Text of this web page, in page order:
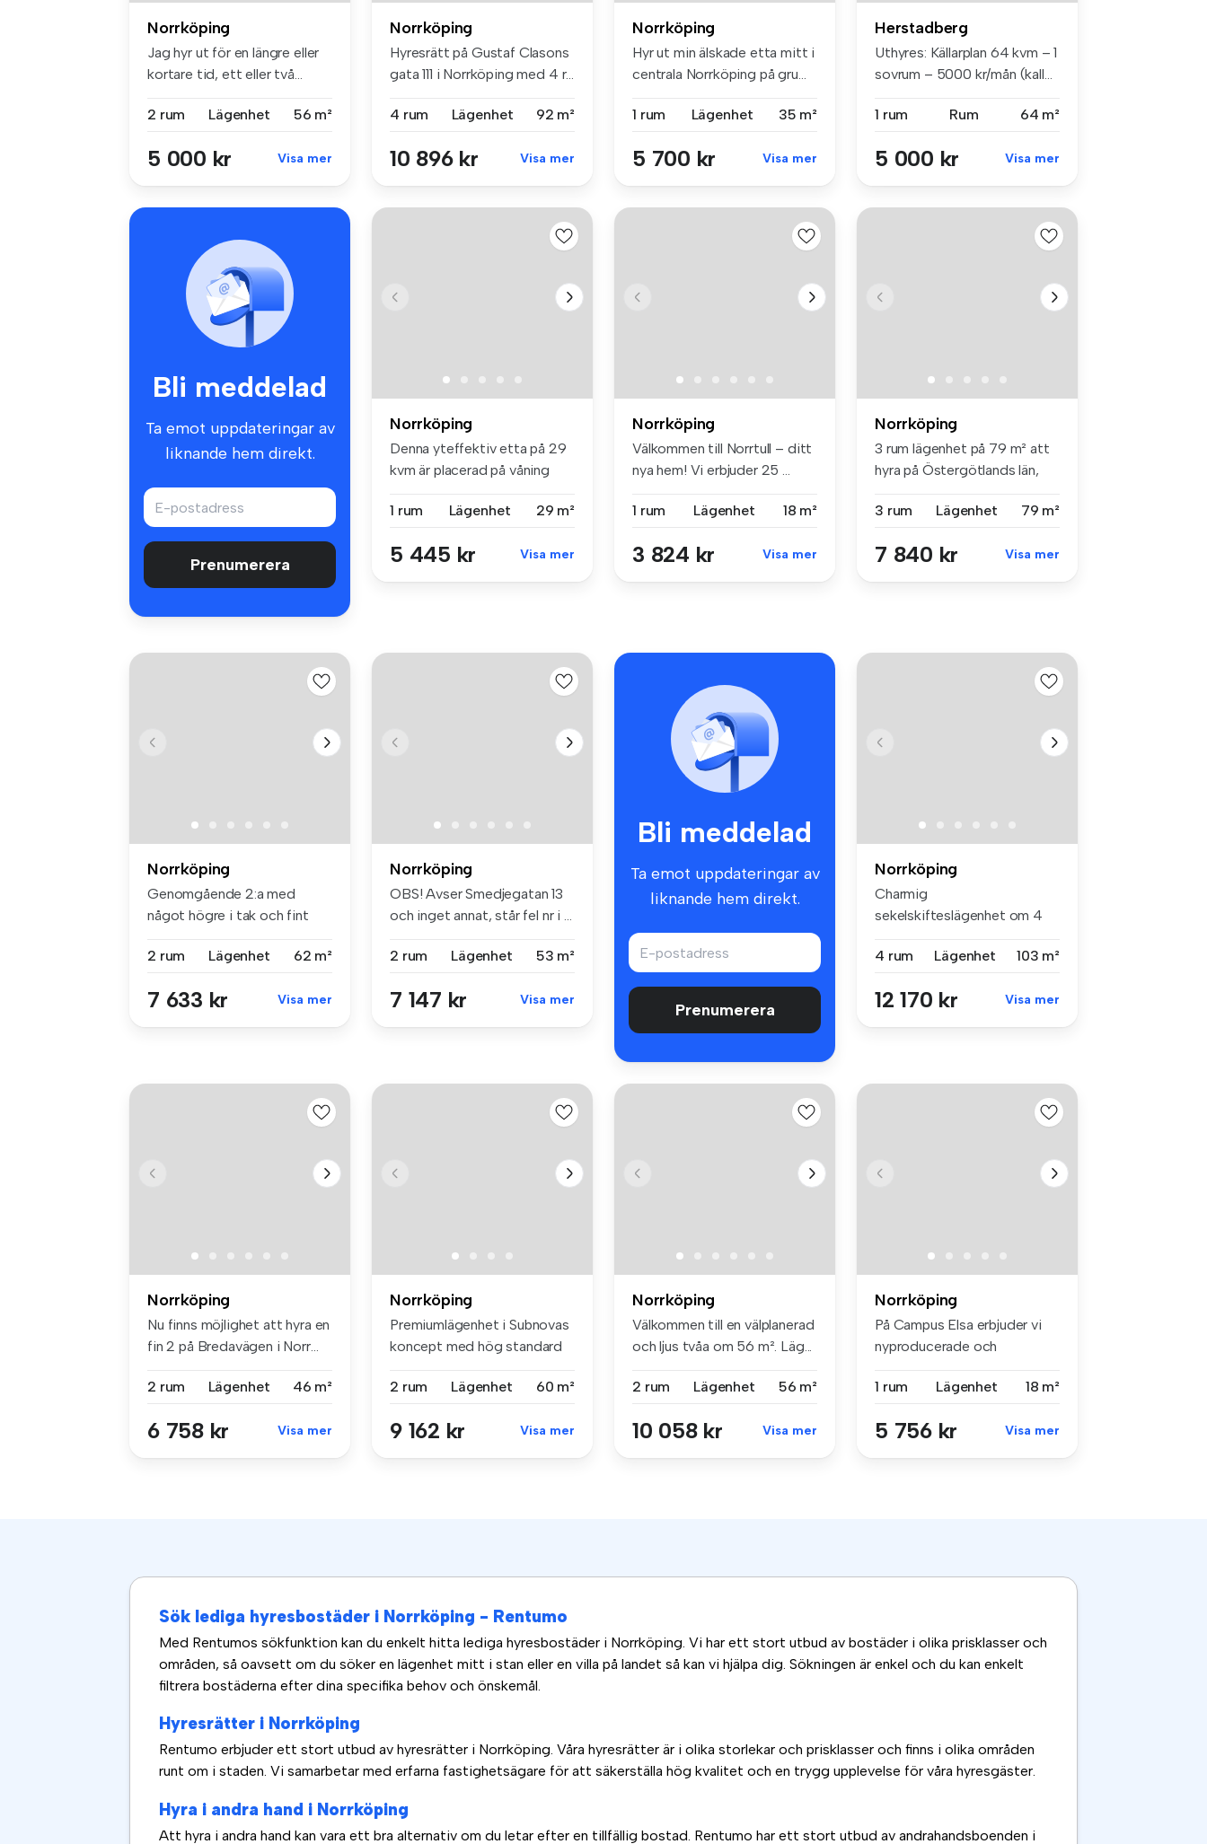
Norrköping
Jag hyr ut för en längre eller
kortare tid, ett eller två...
2 rum Lägenhet 56 m²
5 000 kr Visa mer
Norrköping
Hyresrätt på Gustaf Clasons
gata 111 i Norrköping med 4 r...
4 rum Lägenhet 92 m²
10 896 kr Visa mer
Norrköping
Hyr ut min älskade etta mitt i
centrala Norrköping på gru...
1 rum Lägenhet 35 m²
5 700 kr Visa mer
Herstadberg
Uthyres: Källarplan 64 kvm – 1
sovrum – 5000 kr/mån (kall...
1 rum Rum 64 m²
5 000 kr Visa mer
Bli meddelad
Ta emot uppdateringar av
liknande hem direkt.
Prenumerera
Norrköping
Denna yteffektiv etta på 29
kvm är placerad på våning
1 rum
Lägenhet 29 m²
5 445 kr Visa mer
Norrköping
Välkommen till Norrtull – ditt
nya hem! Vi erbjuder 25 ...
1 rum Lägenhet 18 m²
3 824 kr Visa mer
Norrköping
3 rum lägenhet på 79 m² att
hyra på Östergötlands län,
3 rum
Lägenhet 79 m²
7 840 kr Visa mer
Norrköping
Genomgående 2:a med
något högre i tak och fint
2 rum
Lägenhet 62 m²
7 633 kr Visa mer
Norrköping
OBS! Avser Smedjegatan 13
och inget annat, står fel nr i ...
2 rum Lägenhet 53 m²
7 147 kr Visa mer
Bli meddelad
Ta emot uppdateringar av
liknande hem direkt.
Prenumerera
Norrköping
Charmig
sekelskifteslägenhet om 4
4 rum
Lägenhet 103 m²
12 170 kr Visa mer
Norrköping
Nu finns möjlighet att hyra en
fin 2 på Bredavägen i Norr...
2 rum Lägenhet 46 m²
6 758 kr Visa mer
Norrköping
Premiumlägenhet i Subnovas
koncept med hög standard
2 rum
Lägenhet 60 m²
9 162 kr Visa mer
Norrköping
Välkommen till en välplanerad
och ljus tvåa om 56 m². Läg...
2 rum Lägenhet 56 m²
10 058 kr Visa mer
Norrköping
På Campus Elsa erbjuder vi
nyproducerade och
1 rum
Lägenhet 18 m²
5 756 kr Visa mer
Sök lediga hyresbostäder i Norrköping - Rentumo
Med Rentumos sökfunktion kan du enkelt hitta lediga hyresbostäder i Norrköping. Vi har ett stort utbud av bostäder i olika prisklasser och
områden, så oavsett om du söker en lägenhet mitt i stan eller en villa på landet så kan vi hjälpa dig. Sökningen är enkel och du kan enkelt
filtrera bostäderna efter dina specifika behov och önskemål.
Hyresrätter i Norrköping
Rentumo erbjuder ett stort utbud av hyresrätter i Norrköping. Våra hyresrätter är i olika storlekar och prisklasser och finns i olika områden
runt om i staden. Vi samarbetar med erfarna fastighetsägare för att säkerställa hög kvalitet och en trygg upplevelse för våra hyresgäster.
Hyra i andra hand i Norrköping
Att hyra i andra hand kan vara ett bra alternativ om du letar efter en tillfällig bostad. Rentumo har ett stort utbud av andrahandsboenden i